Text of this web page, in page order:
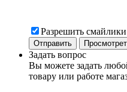
Разрешить
Задать вопрос
Вы можете задать
товару или работе